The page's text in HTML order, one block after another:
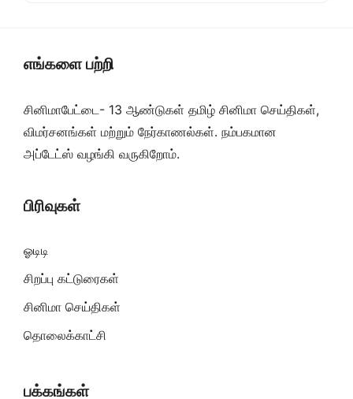
எங்களை பற்றி
சினிமாபேட்டை- 13 ஆண்டுகள் தமிழ் சினிமா செய்திகள்,
விமர்சனங்கள் மற்றும் நேர்காணல்கள். நம்பகமான
அப்டேட்ஸ் வழங்கி வருகிறோம்.
பிரிவுகள்
ஓடிடி
சிறப்பு கட்டுரைகள்
சினிமா செய்திகள்
தொலைக்காட்சி
பக்கங்கள்